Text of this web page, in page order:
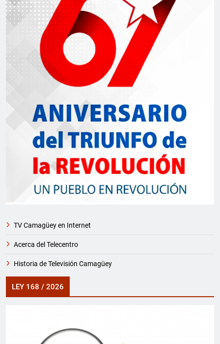
TV Camagüey en Internet
Acerca del Telecentro
Historia de Televisión Camagüey
LEY 168 / 2026